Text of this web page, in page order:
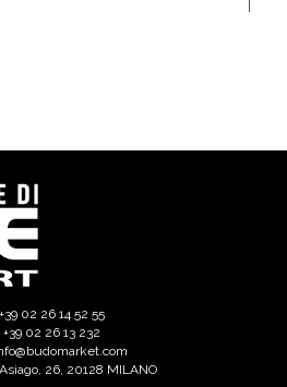
02 26 14 52 55
+39 02 26 13 232
26, 20128 MILANO